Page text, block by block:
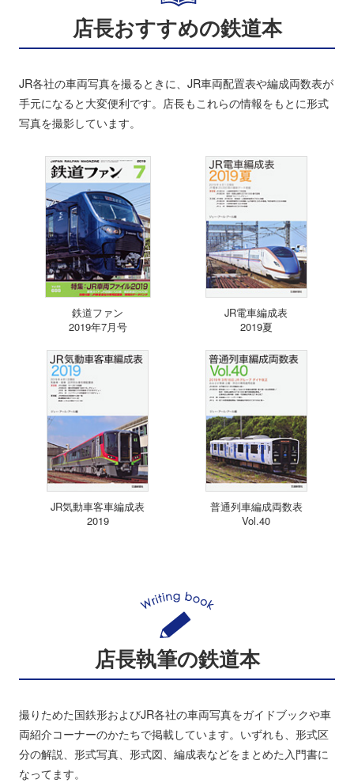
店長おすすめの鉄道本
JR各社の車両写真を撮るときに、JR車両配置表や編成両数表が
手元になると大変便利です。店長もこれらの情報をもとに形式
写真を撮影しています。
鉄道ファン
2019年7月号
JR電車編成表
2019夏
JR気動車客車編成表
2019
普通列車編成両数表
Vol.40
店長執筆の鉄道本
撮りためた国鉄形およびJR各社の車両写真をガイドブックや車
両紹介コーナーのかたちで掲載しています。いずれも、形式区
分の解説、形式写真、形式図、編成表などをまとめた入門書に
なってます。